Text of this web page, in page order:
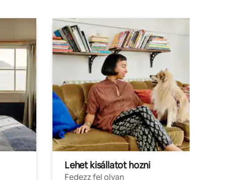
Lehet kisállatot hozni
Fedezz fel olyan